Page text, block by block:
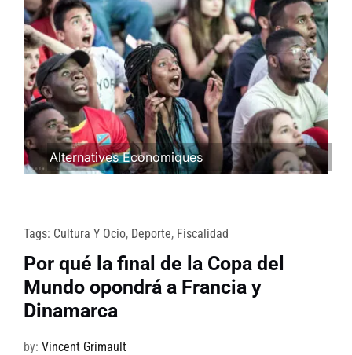
Alternatives Economiques
Tags: Cultura Y Ocio, Deporte, Fiscalidad
Por qué la final de la Copa del
Mundo opondrá a Francia y
Dinamarca
by: Vincent Grimault